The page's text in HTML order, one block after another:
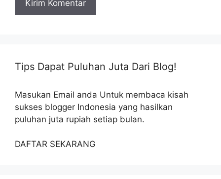
Tips Dapat Puluhan Juta Dari Blog!
Masukan Email anda Untuk membaca kisah
sukses blogger Indonesia yang hasilkan
puluhan juta rupiah setiap bulan.
DAFTAR SEKARANG